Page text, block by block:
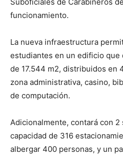
funcionamiento.
La nueva infraestructura
estudiantes en un edificio
de 17.544 m2, distribuidos en
zona administrativa, casino,
de computación.
Adicionalmente, contará con
capacidad de 316
albergar 400 personas, y un